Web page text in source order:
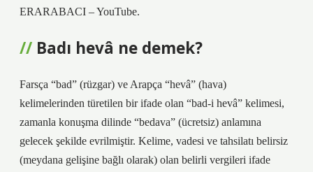
ERARABACI – YouTube.
Badı hevâ ne demek?
Farsça “bad” (rüzgar) ve Arapça “hevâ” (hava)
kelimelerinden türetilen bir ifade olan “bad-i hevâ” kelimesi,
zamanla konuşma dilinde “bedava” (ücretsiz) anlamına
gelecek şekilde evrilmiştir. Kelime, vadesi ve tahsilatı belirsiz
(meydana gelişine bağlı olarak) olan belirli vergileri ifade